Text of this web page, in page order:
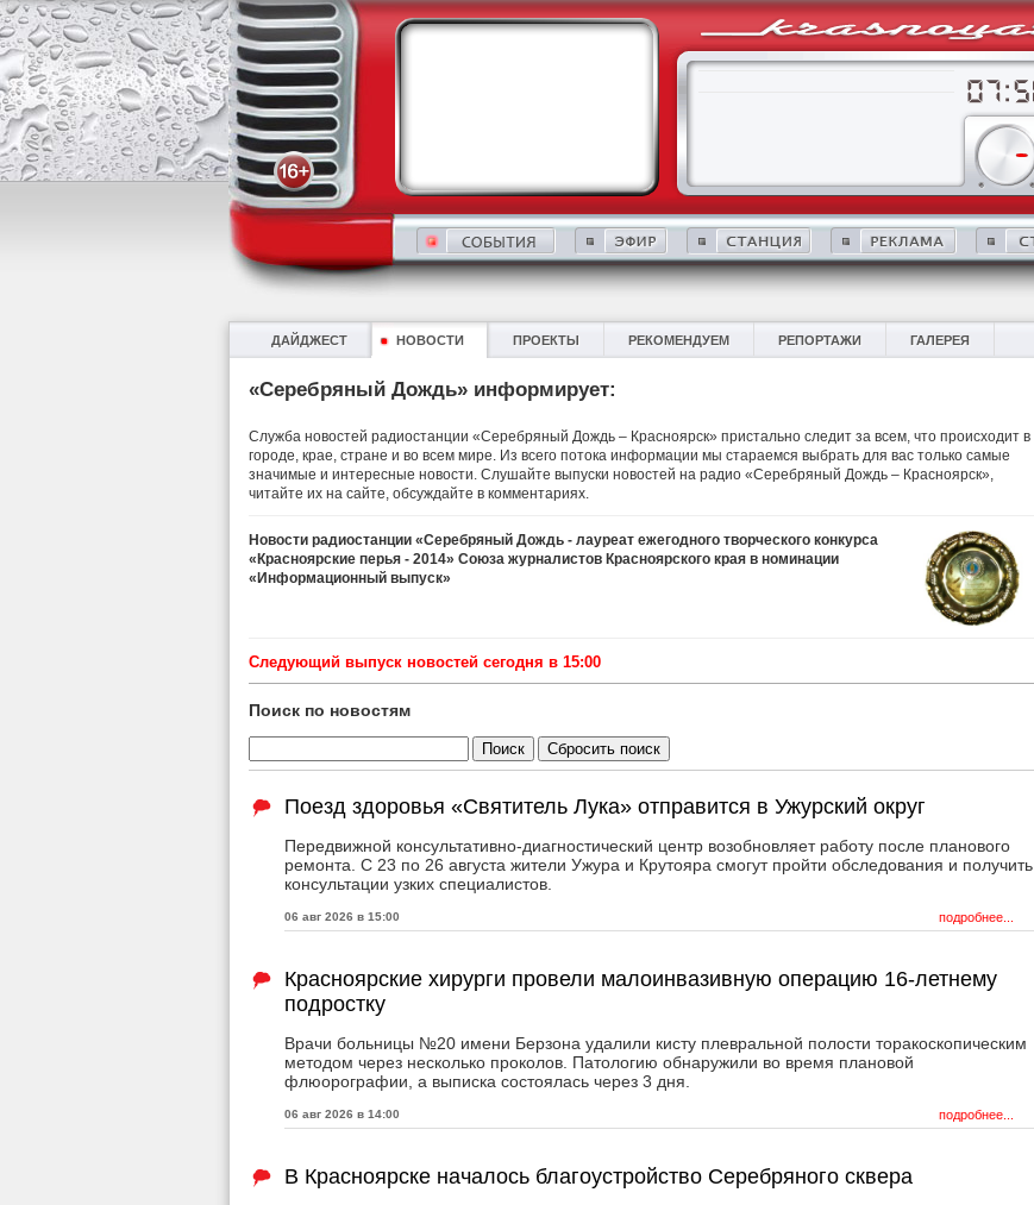
ДАЙДЖЕСТ НОВОСТИ ПРОЕКТЫ РЕКОМЕНДУЕМ РЕПОРТАЖИ ГАЛЕРЕЯ
«Серебряный Дождь» информирует:
Служба новостей радиостанции «Серебряный Дождь – Красноярск» пристально следит за всем, что происходит в
городе, крае, стране и во всем мире. Из всего потока информации мы стараемся выбрать для вас только самые
значимые и интересные новости. Слушайте выпуски новостей на радио «Серебряный Дождь – Красноярск»,
читайте их на сайте, обсуждайте в комментариях.
Новости радиостанции «Серебряный Дождь - лауреат ежегодного творческого конкурса
«Красноярские перья - 2014» Союза журналистов Красноярского края в номинации
«Информационный выпуск»
Cледующий выпуск новостей сегодня в 15:00
Поиск по новостям
Поезд здоровья «Святитель Лука» отправится в Ужурский округ
Передвижной консультативно-диагностический центр возобновляет работу после планового
ремонта. С 23 по 26 августа жители Ужура и Крутояра смогут пройти обследования и получить
консультации узких специалистов.
06 авг 2026 в 15:00 подробнее...
Красноярские хирурги провели малоинвазивную операцию 16-летнему
подростку
Врачи больницы №20 имени Берзона удалили кисту плевральной полости торакоскопическим
методом через несколько проколов. Патологию обнаружили во время плановой
флюорографии, а выписка состоялась через 3 дня.
06 авг 2026 в 14:00 подробнее...
В Красноярске началось благоустройство Серебряного сквера